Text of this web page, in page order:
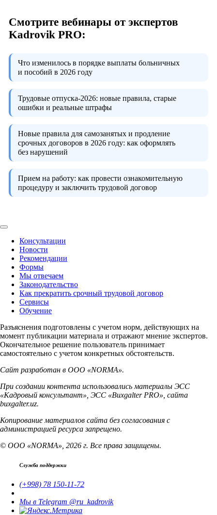
Смотрите вебинары от экспертов
Kadrovik PRO:
Что изменилось в порядке выплаты больничных
и пособий в 2026 году
Трудовые отпуска-2026: новые правила, старые
ошибки и реальные штрафы
Новые правила для самозанятых и продление
срочных договоров в 2026 году: как оформлять
без нарушений
Прием на работу: как провести ознакомительную
процедуру и заключить трудовой договор
Консультации
Новости
Рекомендации
Формы
Мы отвечаем
Законодательство
Как прекратить срочный трудовой договор
Сервисы
Обучение
Разъяснения подготовлены с учетом норм, действующих на
момент публикации материала и отражают мнение экспертов.
Окончательное решение пользователь принимает
самостоятельно с учетом конкретных обстоятельств.
Сайт разработан в ООО «NORMA».
При создании контента использовались материалы ЭСС
«Кадровый консультант», ЭСС «Buxgalter PRO», сайта
buxgalter.uz.
Копирование материалов сайта без согласования с
администрацией ресурса запрещено.
© ООО «NORMA», 2026 г. Все права защищены.
Служба поддержки
(+998) 78 150-11-72
Мы в Telegram @ru_kadrovik